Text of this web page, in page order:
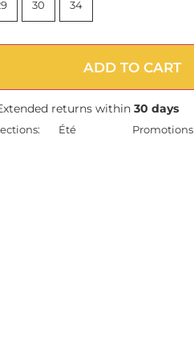
30 34
ADD TO CART
returns within 30 days
Été Promotions